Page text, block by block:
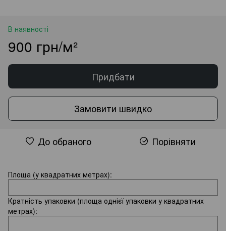
В наявності
900 грн/м²
Придбати
Замовити швидко
До обраного Порівняти
Площа (у квадратних метрах):
Кратність упаковки (площа однієї упаковки у квадратних
метрах):